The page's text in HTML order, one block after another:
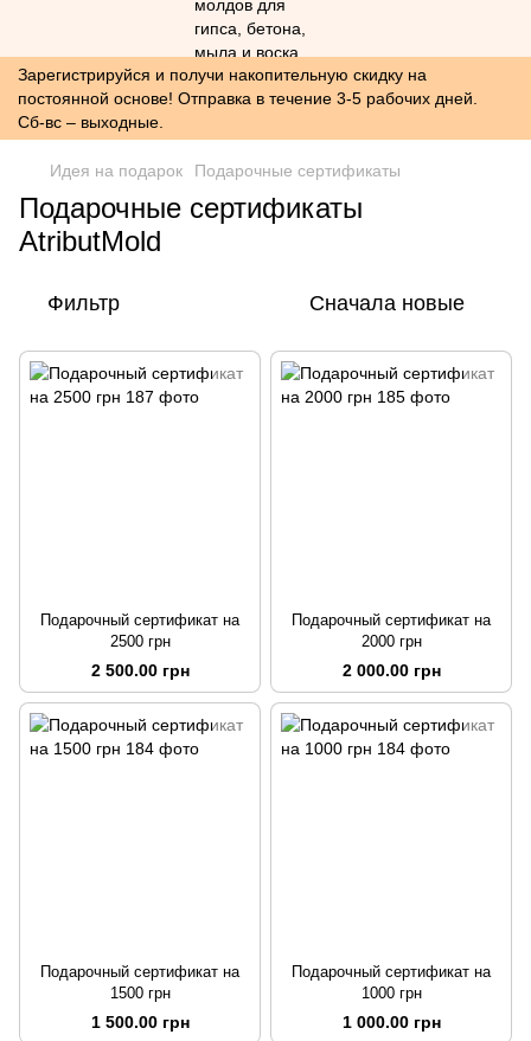
Зарегистрируйся и получи накопительную скидку на
постоянной основе! Отправка в течение 3-5 рабочих дней.
Сб-вс – выходные.
Идея на подарок Подарочные сертификаты
Подарочные сертификаты
AtributMold
Фильтр Сначала новые
Подарочный сертификат на
2500 грн
2 500.00 грн
Подарочный сертификат на
2000 грн
2 000.00 грн
Подарочный сертификат на
1500 грн
1 500.00 грн
Подарочный сертификат на
1000 грн
1 000.00 грн